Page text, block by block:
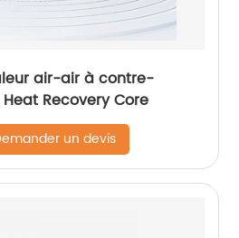
air-air à contre-
Recovery Core
un devis